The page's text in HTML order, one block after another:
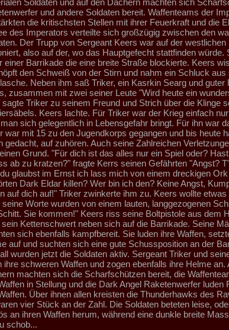
Soldaten und auf den Dächern machten sich
und andere Soldaten bereit. Waffenteams der
die kritischsten Stellen mit ihrer Feuerkraft und die
des Imperators verteilte sich großzügig zwischen den
Der Trupp von Sergeant Keers war auf der westlichen
also auf der, wo das Hauptgefecht stattfinden würde.
einer Barrikade die eine breite Straße blockierte. Keers
den Schweiß von der Stirn und nahm ein Schluck aus
Neben ihm saß Triker, ein Kasrkin Searg und guter
zusammen mit zwei seiner Leute "Wird heute ein
sagte Triker zu seinem Freund und Strich über die Klinge
Keers lachte. Für Triker war der Krieg einfach
sich gelegentlich in Lebensgefahr bringt. Für ihn war
war mit 15 zu den Jugendkorps gegangen und bis heute
gedacht, auf zuhören. Auch seine Zahlreichen
Grund. "Für dich ist das alles nur ein Spiel oder?
ab zu kratzen?" fragte Kerrs seinen Gefährten "Angst?
glaubst im Ernst ich lass mich von einem dreckigen
Dark Eldar killen? Wer bin ich den? Keine Angst,
auf dich auf!" Triker zwinkerte ihm zu. Keers wollte etwas
seine Worte wurden von einem lauten, langgezogenen
Sie kommen!" Keers riss seine Boltpistole aus dem
sein Kettenschwert neben sich auf die Barrikade. Seine
sich ebenfalls kampfbereit. Sie luden ihre Waffen,
auf und suchten sich eine gute Schussposition an der
wurden jetzt die Soldaten aktiv. Sergeant Triker und
ihre schweren Waffen und zogen ebenfalls ihre Helme an.
machten sich die Scharfschützen bereit, die
in Stellung und die Dark Angel Raketenwerfer luden
Über ihnen allen kreisten die Thunderhawks des
vier Stück an der Zahl. Die Soldaten beteten leise,
an ihren Waffen herum, während eine dunkle breite
schob...